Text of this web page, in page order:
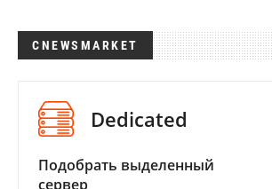
CNEWSMARKET
Dedicated
Подобрать выделенный
сервер